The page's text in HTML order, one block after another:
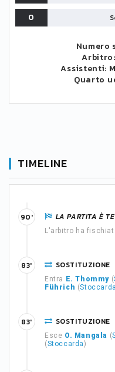
0
Numero
Arbitro:
Assistenti:
Quarto
TIMELINE
LA PARTITA È
L'arbitro ha
90'
SOSTITUZIONE
Entra E. Thommy (
Führich (Stoccarda
83'
SOSTITUZIONE
Esce O. Mangala (
(Stoccarda)
83'